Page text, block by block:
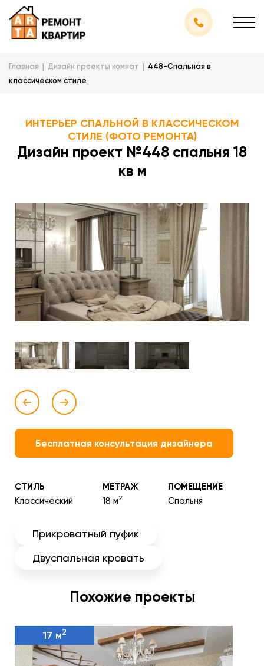
Главная Дизайн проекты комнат
448-Спальная в
классическом стиле
ИНТЕРЬЕР СПАЛЬНОЙ В КЛАССИЧЕСКОМ
СТИЛЕ (ФОТО РЕМОНТА)
Дизайн проект №448 спальня 18
кв м
Бесплатная консультация дизайнера
СТИЛЬ
Классический
МЕТРАЖ
18 м2
ПОМЕЩЕНИЕ
Спальня
Прикроватный пуфик
Двуспальная кровать
Похожие проекты
17 м2